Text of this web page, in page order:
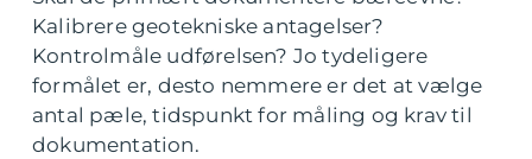
Kalibrere geotekniske antagelser?
Kontrolmåle udførelsen? Jo tydeligere
formålet er, desto nemmere er det at vælge
antal pæle, tidspunkt for måling og krav til
dokumentation.